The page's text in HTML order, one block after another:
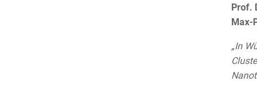
Prof.
Max-
„In